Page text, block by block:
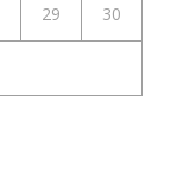
29 30